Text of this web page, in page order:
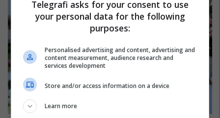
Telegrafi asks for your consent to use
your personal data for the following
purposes:
Personalised advertising and content, advertising and
content measurement, audience research and
services development
Store and/or access information on a device
Learn more